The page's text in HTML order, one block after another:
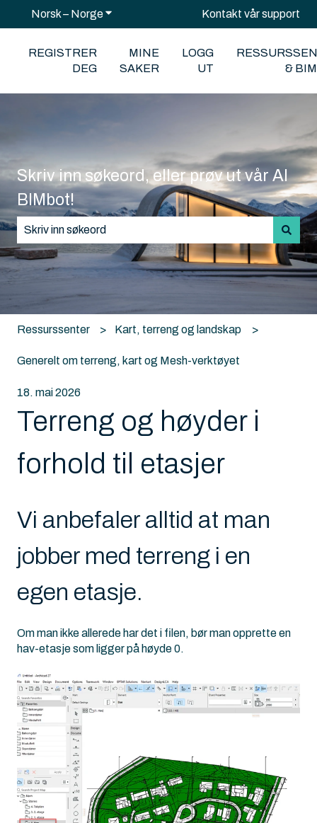
Norsk – NorgeVis undermeny for oversettelser
Kontakt vår support
REGISTRER
DEG
MINE
SAKER
LOGG
UT
&
Skriv inn søkeord, eller prøv ut vår AI
BIMbot!
Det finnes ingen forslag fordi søkefeltet er tomt.
Ressurssenter Kart, terreng og landskap
Generelt om terreng, kart og Mesh-verktøyet
18. mai 2026
Terreng og høyder i
forhold til etasjer
Vi anbefaler alltid at man
jobber med terreng i en
egen etasje.
Om man ikke allerede har det i filen, bør man opprette en
hav-etasje som ligger på høyde 0.